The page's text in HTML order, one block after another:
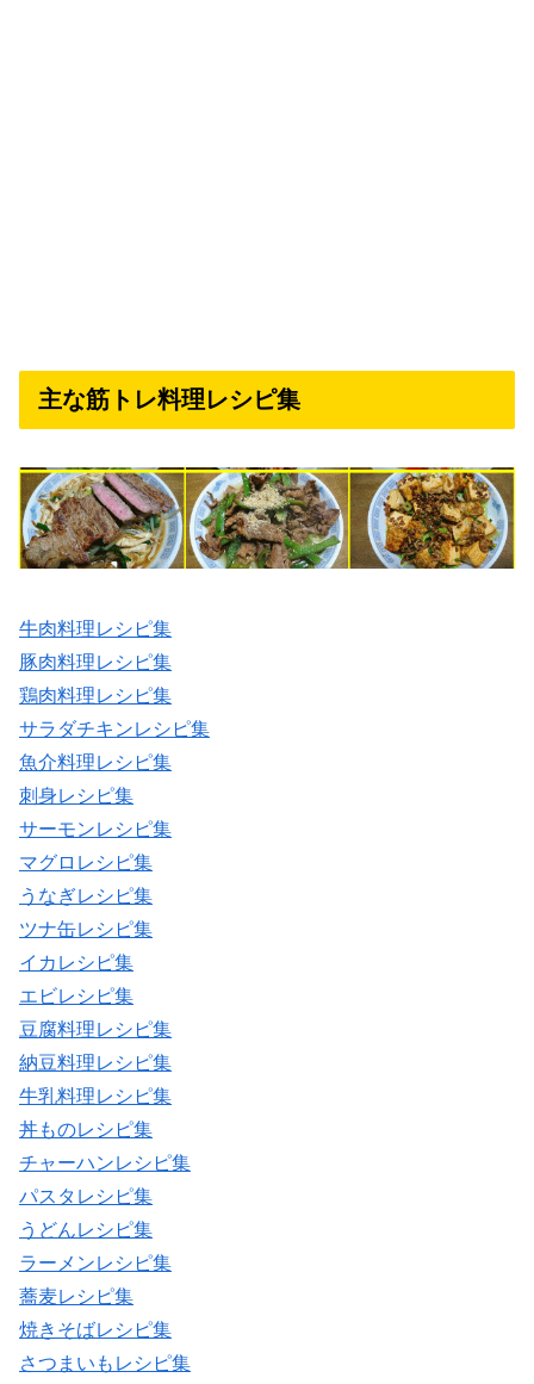
主な筋トレ料理レシピ集
牛肉料理レシピ集
豚肉料理レシピ集
鶏肉料理レシピ集
サラダチキンレシピ集
魚介料理レシピ集
刺身レシピ集
サーモンレシピ集
マグロレシピ集
うなぎレシピ集
ツナ缶レシピ集
イカレシピ集
エビレシピ集
豆腐料理レシピ集
納豆料理レシピ集
牛乳料理レシピ集
丼ものレシピ集
チャーハンレシピ集
パスタレシピ集
うどんレシピ集
ラーメンレシピ集
蕎麦レシピ集
焼きそばレシピ集
さつまいもレシピ集